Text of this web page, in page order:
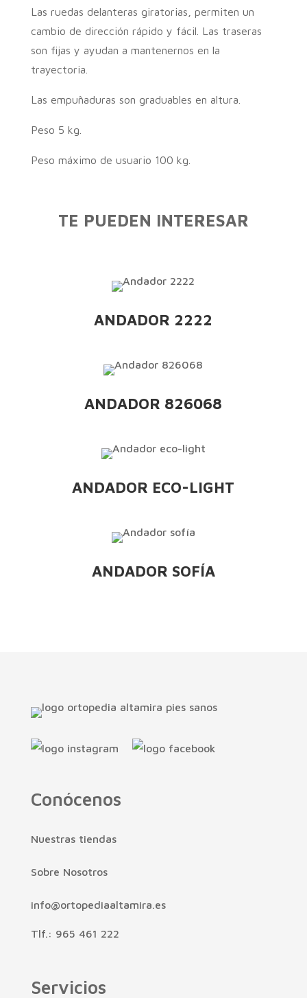
Las ruedas delanteras giratorias, permiten un
cambio de dirección rápido y fácil. Las traseras
son fijas y ayudan a mantenernos en la
trayectoria.
Las empuñaduras son graduables en altura.
Peso 5 kg.
Peso máximo de usuario 100 kg.
TE PUEDEN INTERESAR
ANDADOR 2222
ANDADOR 826068
ANDADOR ECO-LIGHT
ANDADOR SOFÍA
Conócenos
Nuestras tiendas
Sobre Nosotros
info@ortopediaaltamira.es
Tlf.: 965 461 222
Servicios